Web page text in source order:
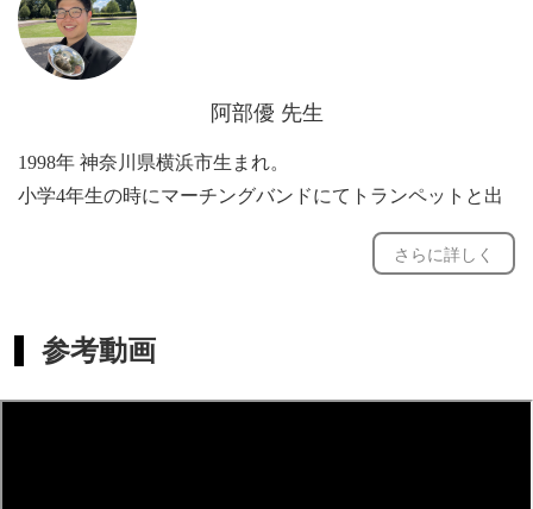
いただきます。
阿部優 先生
1998年 神奈川県横浜市生まれ。
小学4年生の時にマーチングバンドにてトランペットと出
2017年 横浜市立戸塚高等学校音楽コースを卒業。
ミュンヘン音楽・演劇大学の修士課程にてハネス・ロイビ
ン(元バイエルン放送交響楽団首席)氏に師事。
さらに詳しく
参考動画